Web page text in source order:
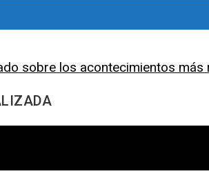
sobre los acontecimientos más